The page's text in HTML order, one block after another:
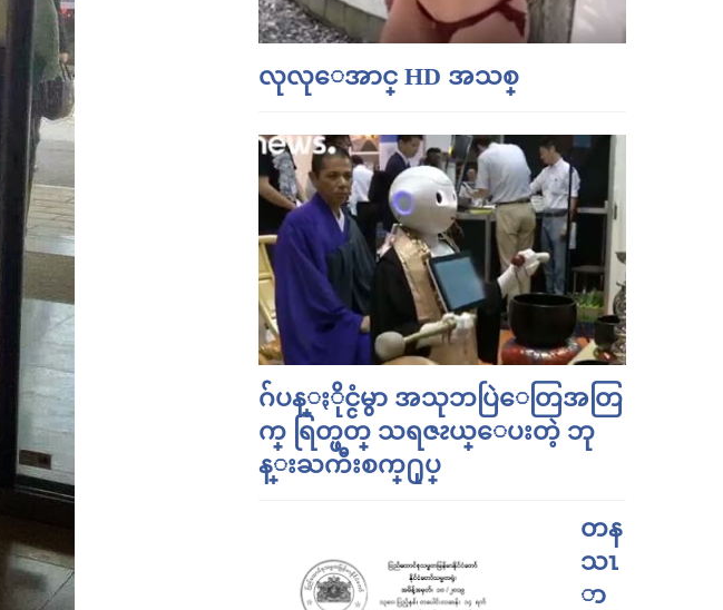
လုလုေအာင္ HD အသစ္
ဂ်ပန္ႏိုင္ငံမွာ အသုဘပြဲေတြအတြ
က္ ရြတ္ဖတ္ သရဇၩယ္ေပးတဲ့ ဘု
န္းႀကီးစက္႐ုပ္
တန
သၤ
ာ